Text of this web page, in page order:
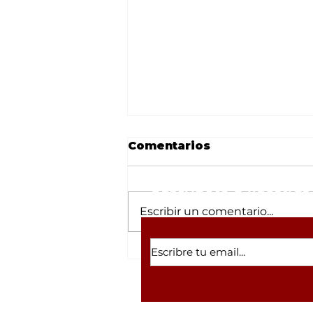
Desmantelan refugio
canino en Tulipanes
arrastraba la sombra de
Comentarios
Escribir un comentario...
Suscríbete a